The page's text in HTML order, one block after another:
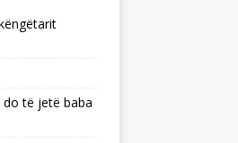
do të jetë baba